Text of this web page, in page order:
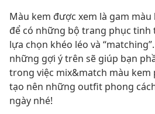
Màu kem được xem là gam
để có những bộ trang phục tinh
lựa chọn khéo léo và
những gợi ý trên sẽ giúp bạn
trong việc mix&match màu kem
tạo nên những outfit phong
ngày nhé!